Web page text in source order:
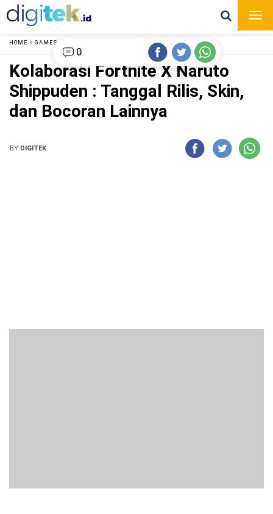
HOME » GAMES
Kolaborasi Fortnite X Naruto
Shippuden : Tanggal Rilis, Skin,
dan Bocoran Lainnya
BY DIGITEK
0